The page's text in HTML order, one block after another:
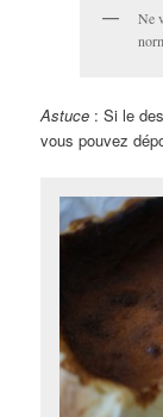
Ne
Astuce : Si le
vous pouvez